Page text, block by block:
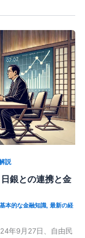
説
銀との連携と金
基本的な金融知識, 最新の経
年9月27日、自由民